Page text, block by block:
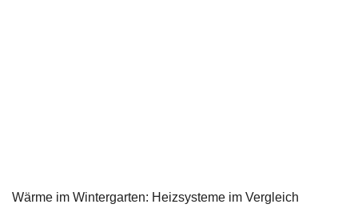
Wärme im Wintergarten: Heizsysteme im Vergleich